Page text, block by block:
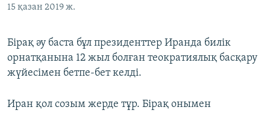
15 қазан 2019 ж.
Бірақ әу баста бұл президенттер Иранда билік
орнатқанына 12 жыл болған теократиялық басқару
жүйесімен бетпе-бет келді.
Иран қол созым жерде тұр. Бірақ онымен